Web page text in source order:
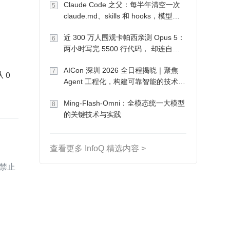
0
止
5
Claude Code 之父：每半年清空一次
claude.md、skills 和 hooks，模型自
6
近 300 万人围观卡帕西亲测 Opus 5：
两小时写完 5500 行代码， 却连自己
7
AICon 深圳 2026 全日程揭晓｜聚焦
Agent 工程化，构建可靠智能的技术路
8
Ming-Flash-Omni：全模态统一大模型
的关键技术与实践
查看更多 InfoQ 精选内容 >